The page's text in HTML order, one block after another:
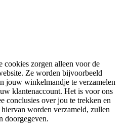
cookies zorgen alleen voor de
Ze worden bijvoorbeeld
jouw winkelmandje te verzamelen
klantenaccount. Het is voor ons
conclusies over jou te trekken en
worden verzameld, zullen
doorgegeven.